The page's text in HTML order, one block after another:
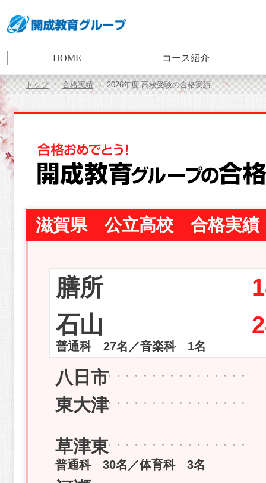
HOME コース紹介
トップ 合格実績 2026年度 高校受験の合格実績
滋賀県 公立高校 合格実績
膳所
石山
普通科 27名／音楽科 1名
八日市
東大津
草津東
普通科 30名／体育科 3名